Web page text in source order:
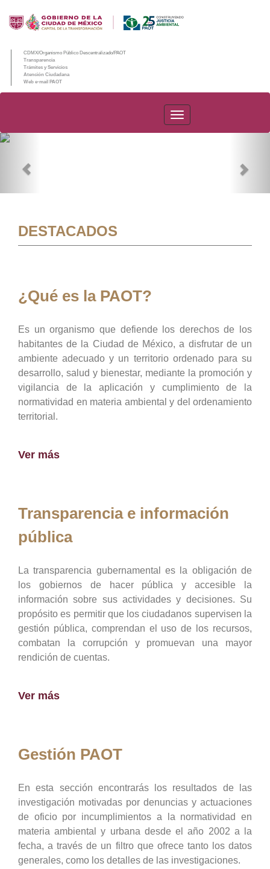
CDMX/Organismo Público Descentralizado/PAOT
Transparencia
Trámites y Servicios
Atención Ciudadana
Web e-mail PAOT
PAOT
DESTACADOS
¿Qué es la PAOT?
Es un organismo que defiende los derechos de los
habitantes de la Ciudad de México, a disfrutar de un
ambiente adecuado y un territorio ordenado para su
desarrollo, salud y bienestar, mediante la promoción y
vigilancia de la aplicación y cumplimiento de la
normatividad en materia ambiental y del ordenamiento
territorial.
Ver más
Transparencia e información
pública
La transparencia gubernamental es la obligación de
los gobiernos de hacer pública y accesible la
información sobre sus actividades y decisiones. Su
propósito es permitir que los ciudadanos supervisen la
gestión pública, comprendan el uso de los recursos,
combatan la corrupción y promuevan una mayor
rendición de cuentas.
Ver más
Gestión PAOT
En esta sección encontrarás los resultados de las
investigación motivadas por denuncias y actuaciones
de oficio por incumplimientos a la normatividad en
materia ambiental y urbana desde el año 2002 a la
fecha, a través de un filtro que ofrece tanto los datos
generales, como los detalles de las investigaciones.